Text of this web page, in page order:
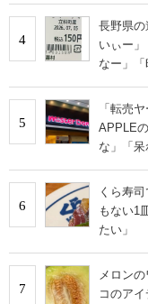
4
長野県
いぃー
なー」「
5
「転売
APPLE
な」「
6
くら寿
もない1
たい」
7
メロン
コのア